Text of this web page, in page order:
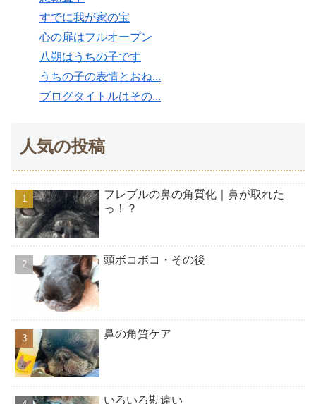
すでに我が家の宝
心の扉はフルオープン
八朔はうちの子です
うちの子の表情とおね...
ブログタイトルはその...
人気の投稿
フレブルの鼻の角質化｜鼻が取れた
っ！？
頭ボコボコ・その後
鼻の角質ケア
いろいろ勘違い